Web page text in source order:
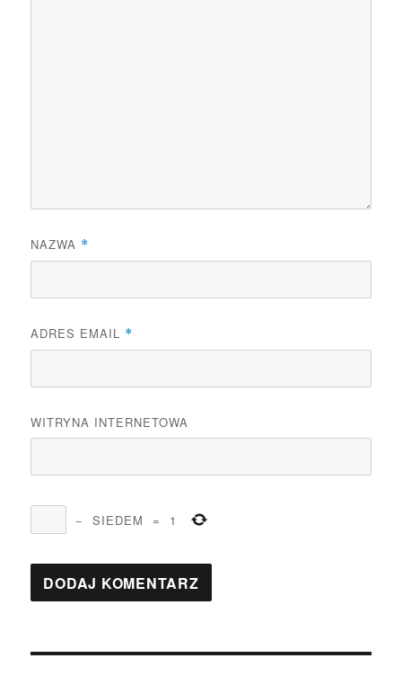
NAZWA *
ADRES EMAIL *
WITRYNA INTERNETOWA
− SIEDEM = 1